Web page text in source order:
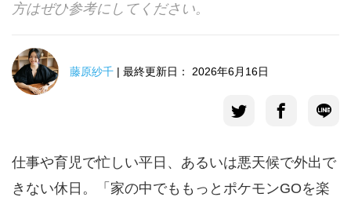
方はぜひ参考にしてください。
藤原紗千 | 最終更新日： 2026年6月16日
仕事や育児で忙しい平日、あるいは悪天候で外出で
きない休日。「家の中でももっとポケモンGOを楽